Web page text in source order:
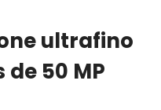
ultrafino
50 MP